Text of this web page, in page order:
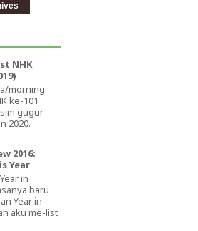
NHK
morning
ke-101
gugur
2020.
2016:
Year
in
baru
Year in
aku me-list